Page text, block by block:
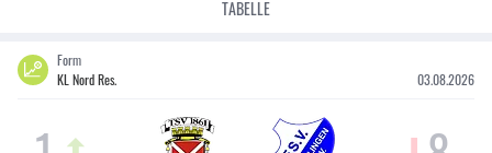
TABELLE
Form
KL Nord Res.
03.08.2026